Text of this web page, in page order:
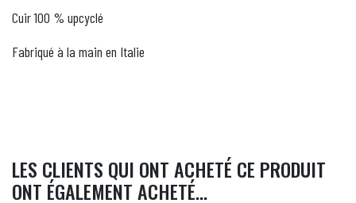
Cuir 100 % upcyclé
Fabriqué à la main en Italie
LES CLIENTS QUI ONT ACHETÉ CE PRODUIT
ONT ÉGALEMENT ACHETÉ...